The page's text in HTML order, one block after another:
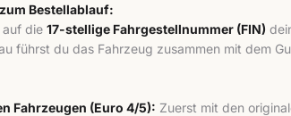
Bestellablauf:
auf die 17-stellige Fahrgestellnummer (FIN)
führst du das Fahrzeug zusammen mit dem
Fahrzeugen (Euro 4/5): Zuerst mit den